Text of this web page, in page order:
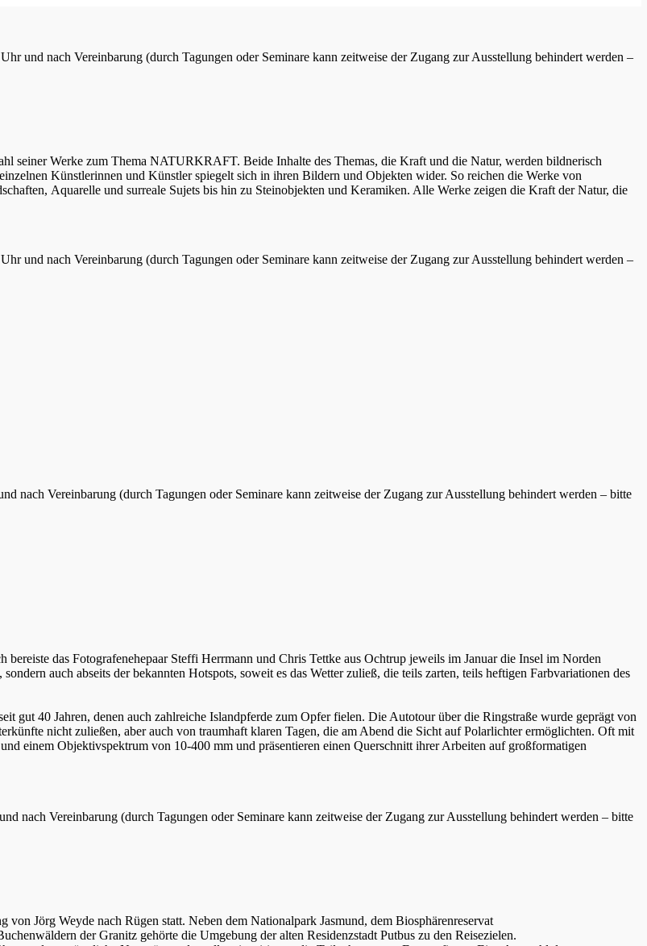
und nach Vereinbarung (durch Tagungen oder Seminare kann zeitweise der Zugang zur Ausstellung behindert werden –
seiner Werke zum Thema NATURKRAFT. Beide Inhalte des Themas, die Kraft und die Natur, werden bildnerisch
Künstlerinnen und Künstler spiegelt sich in ihren Bildern und Objekten wider. So reichen die Werke von
Aquarelle und surreale Sujets bis hin zu Steinobjekten und Keramiken. Alle Werke zeigen die Kraft der Natur, die
und nach Vereinbarung (durch Tagungen oder Seminare kann zeitweise der Zugang zur Ausstellung behindert werden –
nach Vereinbarung (durch Tagungen oder Seminare kann zeitweise der Zugang zur Ausstellung behindert werden – bitte
das Fotografenehepaar Steffi Herrmann und Chris Tettke aus Ochtrup jeweils im Januar die Insel im Norden
auch abseits der bekannten Hotspots, soweit es das Wetter zuließ, die teils zarten, teils heftigen Farbvariationen des
gut 40 Jahren, denen auch zahlreiche Islandpferde zum Opfer fielen. Die Autotour über die Ringstraße wurde geprägt von
nicht zuließen, aber auch von traumhaft klaren Tagen, die am Abend die Sicht auf Polarlichter ermöglichten. Oft mit
einem Objektivspektrum von 10-400 mm und präsentieren einen Querschnitt ihrer Arbeiten auf großformatigen
nach Vereinbarung (durch Tagungen oder Seminare kann zeitweise der Zugang zur Ausstellung behindert werden – bitte
Jörg Weyde nach Rügen statt. Neben dem Nationalpark Jasmund, dem Biosphärenreservat
der Granitz gehörte die Umgebung der alten Residenzstadt Putbus zu den Reisezielen.